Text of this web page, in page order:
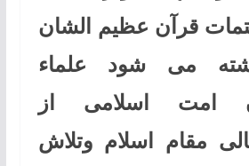
قرآن عظیم الشان
می شود علماء
امت اسلامی از
مقام اسلام وتلاش